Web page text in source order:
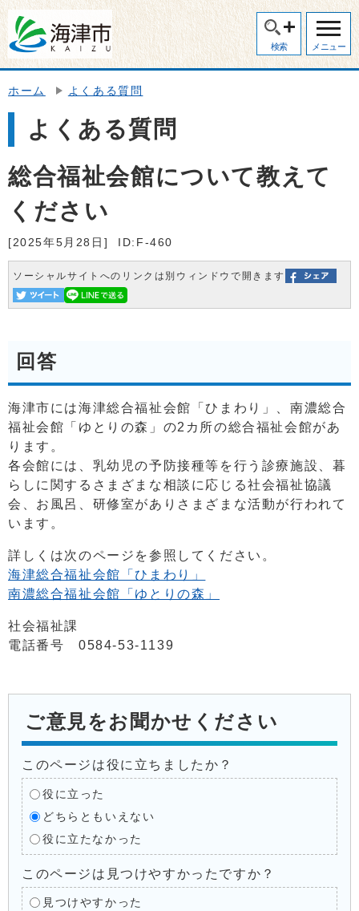
検索 メニュー
ホーム よくある質問
よくある質問
総合福祉会館について教えて
ください
[2025年5月28日] ID:F-460
ソーシャルサイトへのリンクは別ウィンドウで開きます
回答
海津市には海津総合福祉会館「ひまわり」、南濃総合
福祉会館「ゆとりの森」の2カ所の総合福祉会館があ
ります。
各会館には、乳幼児の予防接種等を行う診療施設、暮
らしに関するさまざまな相談に応じる社会福祉協議
会、お風呂、研修室がありさまざまな活動が行われて
います。
詳しくは次のページを参照してください。
海津総合福祉会館「ひまわり」
南濃総合福祉会館「ゆとりの森」
社会福祉課
電話番号 0584-53-1139
ご意見をお聞かせください
このページは役に立ちましたか？
役に立った
どちらともいえない
役に立たなかった
このページは見つけやすかったですか？
見つけやすかった